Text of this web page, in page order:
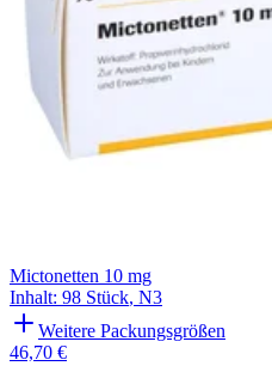
Mictonetten 10 mg
Inhalt: 98 Stück, N3
Weitere Packungsgrößen
46,70 €